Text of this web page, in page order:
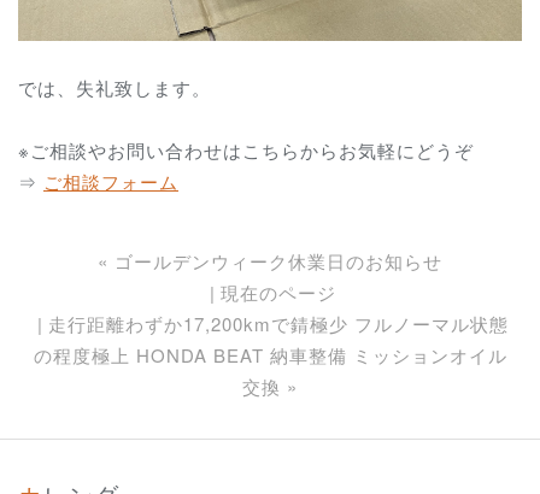
では、失礼致します。
※ご相談やお問い合わせはこちらからお気軽にどうぞ
⇒ ご相談フォーム
« ゴールデンウィーク休業日のお知らせ
現在のページ
走行距離わずか17,200kmで錆極少 フルノーマル状態
の程度極上 HONDA BEAT 納車整備 ミッションオイル
交換 »